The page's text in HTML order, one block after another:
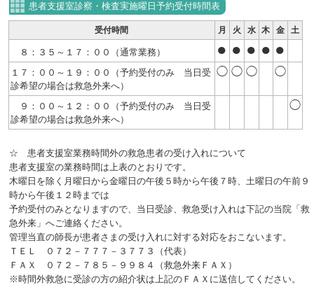
患者支援室診察・検査実施曜日予約受付時間表
受付時間 月 火 水 木 金 土
８：３５～１７：００（通常業務） ● ● ● ● ●
１７：００～１９：００（予約受付のみ 当日受
診希望の場合は救急外来へ）
◯ ◯ ◯ ◯
９：００～１２：００（予約受付のみ 当日受
診希望の場合は救急外来へ）
◯
☆ 患者支援室業務時間外の救急患者の受け入れについて
患者支援室の業務時間は上表のとおりです。
木曜日を除く月曜日から金曜日の午後５時から午後７時、土曜日の午前９
時から午後１２時までは
予約受付のみとなりますので、当日受診、救急受け入れは下記の当院「救
急外来」へご連絡ください。
管理当直の師長が患者さまの受け入れに対する対応をおこないます。
ＴＥＬ ０７２－７７７－３７７３（代表）
ＦＡＸ ０７２－７８５－９９８４（救急外来ＦＡＸ）
※時間外救急に受診の方の紹介状は上記のＦＡＸに送信してください。